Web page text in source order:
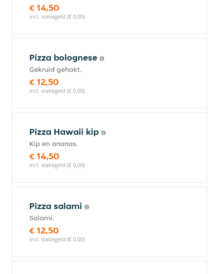
€ 14,50
incl. statiegeld (€ 0,00)
Pizza bolognese
Gekruid gehakt.
€ 12,50
incl. statiegeld (€ 0,00)
Pizza Hawaii kip
Kip en ananas.
€ 14,50
incl. statiegeld (€ 0,00)
Pizza salami
Salami.
€ 12,50
incl. statiegeld (€ 0,00)